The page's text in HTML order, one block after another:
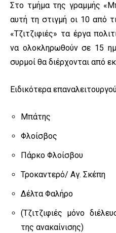
Στο τμήμα της γραμμής
αυτή τη στιγμή οι 10 από
«Τζιτζιφιές» τα έργα
να ολοκληρωθούν σε 15
συρμοί θα διέρχονται από
Ειδικότερα
Μπάτης
Φλοίσβος
Πάρκο Φλοίσβου
Τροκαντερό/ Αγ. Σκέπη
Δέλτα Φαλήρο
(Τζιτζιφιές μόνο
της ανακαίνισης)